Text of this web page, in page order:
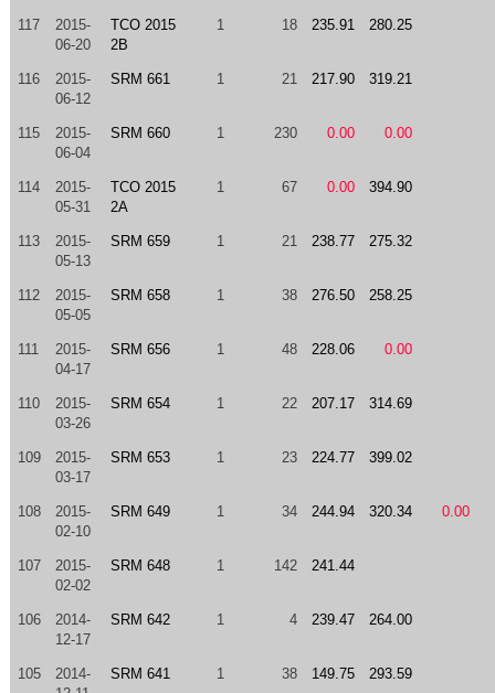
117
2015-
06-20
TCO 2015
2B
1 18 235.91 280.25
116
2015-
06-12
SRM 661 1 21 217.90 319.21
115
2015-
06-04
SRM 660 1 230 0.00 0.00
114
2015-
05-31
TCO 2015
2A
1 67 0.00 394.90
113
2015-
05-13
SRM 659 1 21 238.77 275.32
112
2015-
05-05
SRM 658 1 38 276.50 258.25
111
2015-
04-17
SRM 656 1 48 228.06 0.00
110
2015-
03-26
SRM 654 1 22 207.17 314.69
109
2015-
03-17
SRM 653 1 23 224.77 399.02
108
2015-
02-10
SRM 649 1 34 244.94 320.34 0.00
107
2015-
02-02
SRM 648 1 142 241.44
106
2014-
12-17
SRM 642 1 4 239.47 264.00
105
2014-
SRM 641 1 38 149.75 293.59